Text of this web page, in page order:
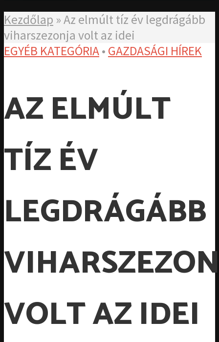
Kezdőlap »Az elmúlt tíz év legdrágább
viharszezonja volt az idei
EGYÉB KATEGÓRIA• GAZDASÁGI HÍREK
AZ ELMÚLT
TÍZ ÉV
LEGDRÁGÁBB
VOLT AZ IDEI